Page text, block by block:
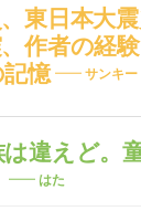
東日本大
作者の経
憶
サンキー
違えど。
はた